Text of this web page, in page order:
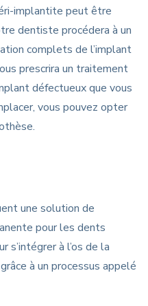
implantite peut être
dentiste procédera à un
complets de l’implant
prescrira un traitement
défectueux que vous
vous pouvez opter
une solution de
pour les dents
s’intégrer à l’os de la
à un processus appelé